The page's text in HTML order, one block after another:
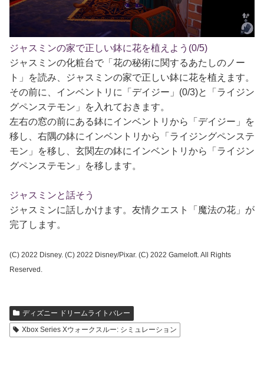
ジャスミンの家で正しい鉢に花を植えよう(0/5)
ジャスミンの化粧台で「花の秘術に関するあたしのノー
ト」を読み、ジャスミンの家で正しい鉢に花を植えます。
その前に、インベントリに「デイジー」(0/3)と「ライジン
グペンステモン」を入れておきます。
左右の窓の前にある鉢にインベントリから「デイジー」を
移し、右隅の鉢にインベントリから「ライジングペンステ
モン」を移し、玄関左の鉢にインベントリから「ライジン
グペンステモン」を移します。
ジャスミンと話そう
ジャスミンに話しかけます。友情クエスト「魔法の花」が
完了します。
(C) 2022 Disney. (C) 2022 Disney/Pixar. (C) 2022 Gameloft. All Rights
Reserved.
ディズニー ドリームライトバレー
Xbox Series Xウォークスルー: シミュレーション